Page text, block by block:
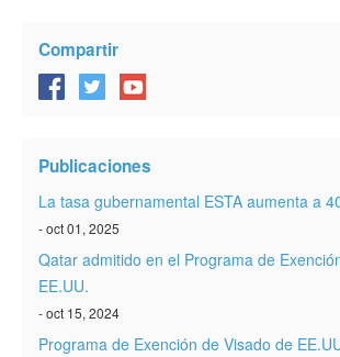
¿Qué es ESTA?
VWP
ESTA Información
Contacto
Compartir
Publicaciones
La tasa gubernamental ESTA aumenta a
- oct 01, 2025
Qatar admitido en el Programa de
EE.UU.
- oct 15, 2024
Programa de Exención de Visado de